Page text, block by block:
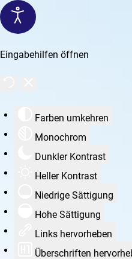
Eingabehilfen öffnen
Farben umkehren
Monochrom
Dunkler Kontrast
Heller Kontrast
Niedrige Sättigung
Hohe Sättigung
Links hervorheben
Überschriften